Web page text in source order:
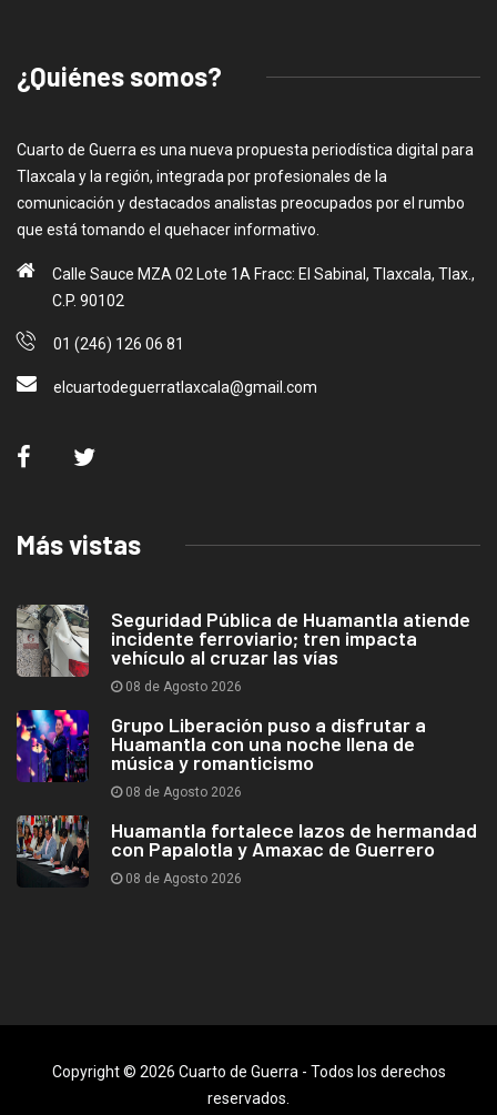
¿Quiénes somos?
Cuarto de Guerra es una nueva propuesta periodística digital para
Tlaxcala y la región, integrada por profesionales de la
comunicación y destacados analistas preocupados por el rumbo
que está tomando el quehacer informativo.
Calle Sauce MZA 02 Lote 1A Fracc: El Sabinal, Tlaxcala, Tlax.,
C.P. 90102
01 (246) 126 06 81
elcuartodeguerratlaxcala@gmail.com
Más vistas
Seguridad Pública de Huamantla atiende
incidente ferroviario; tren impacta
vehículo al cruzar las vías
08 de Agosto 2026
Grupo Liberación puso a disfrutar a
Huamantla con una noche llena de
música y romanticismo
08 de Agosto 2026
Huamantla fortalece lazos de hermandad
con Papalotla y Amaxac de Guerrero
08 de Agosto 2026
Copyright © 2026 Cuarto de Guerra - Todos los derechos
reservados.